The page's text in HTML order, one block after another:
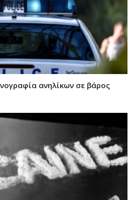
ανηλίκων σε βάρος